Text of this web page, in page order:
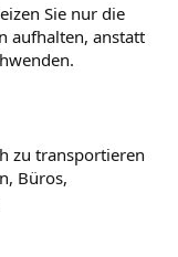
Sie nur die
aufhalten, anstatt
zu transportieren
Büros,